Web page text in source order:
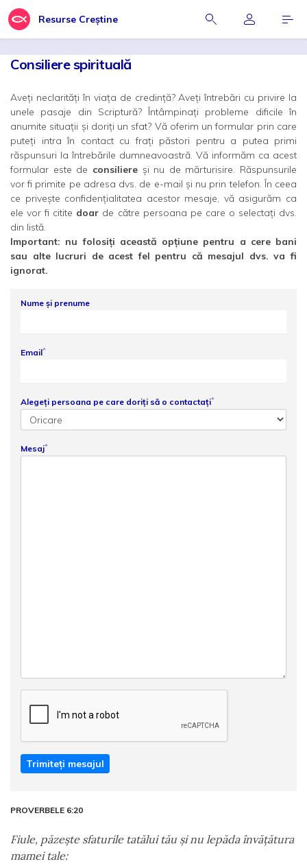
Resurse Creștine
Consiliere spirituală
Aveți neclarități în viața de credință? Aveți întrebări cu privire la
unele pasaje din Scriptură? Întâmpinați probleme dificile în
anumite situații și doriți un sfat? Vă oferim un formular prin care
puteți intra în contact cu frați păstori pentru a putea primi
răspunsuri la întrebările dumneavoastră. Vă informăm ca acest
formular este de consiliereși nu de mărturisire. Răspunsurile
vor fi primite pe adresa dvs. de e-mail și nu prin telefon. În ceea
ce privește confidențialitatea acestor mesaje, vă asigurăm ca
ele vor fi citite doar de către persoana pe care o selectați dvs.
din listă.
Important: nu folosiți această opțiune pentru a cere bani
sau alte lucruri de acest fel pentru că mesajul dvs. va fi
ignorat.
Nume și prenume
Email*
Alegeți persoana pe care doriți să o contactați*
Mesaj*
Trimiteți mesajul
PROVERBELE 6:20
Fiule, păzeşte sfaturile tatălui tău şi nu lepăda învăţătura
mamei tale: